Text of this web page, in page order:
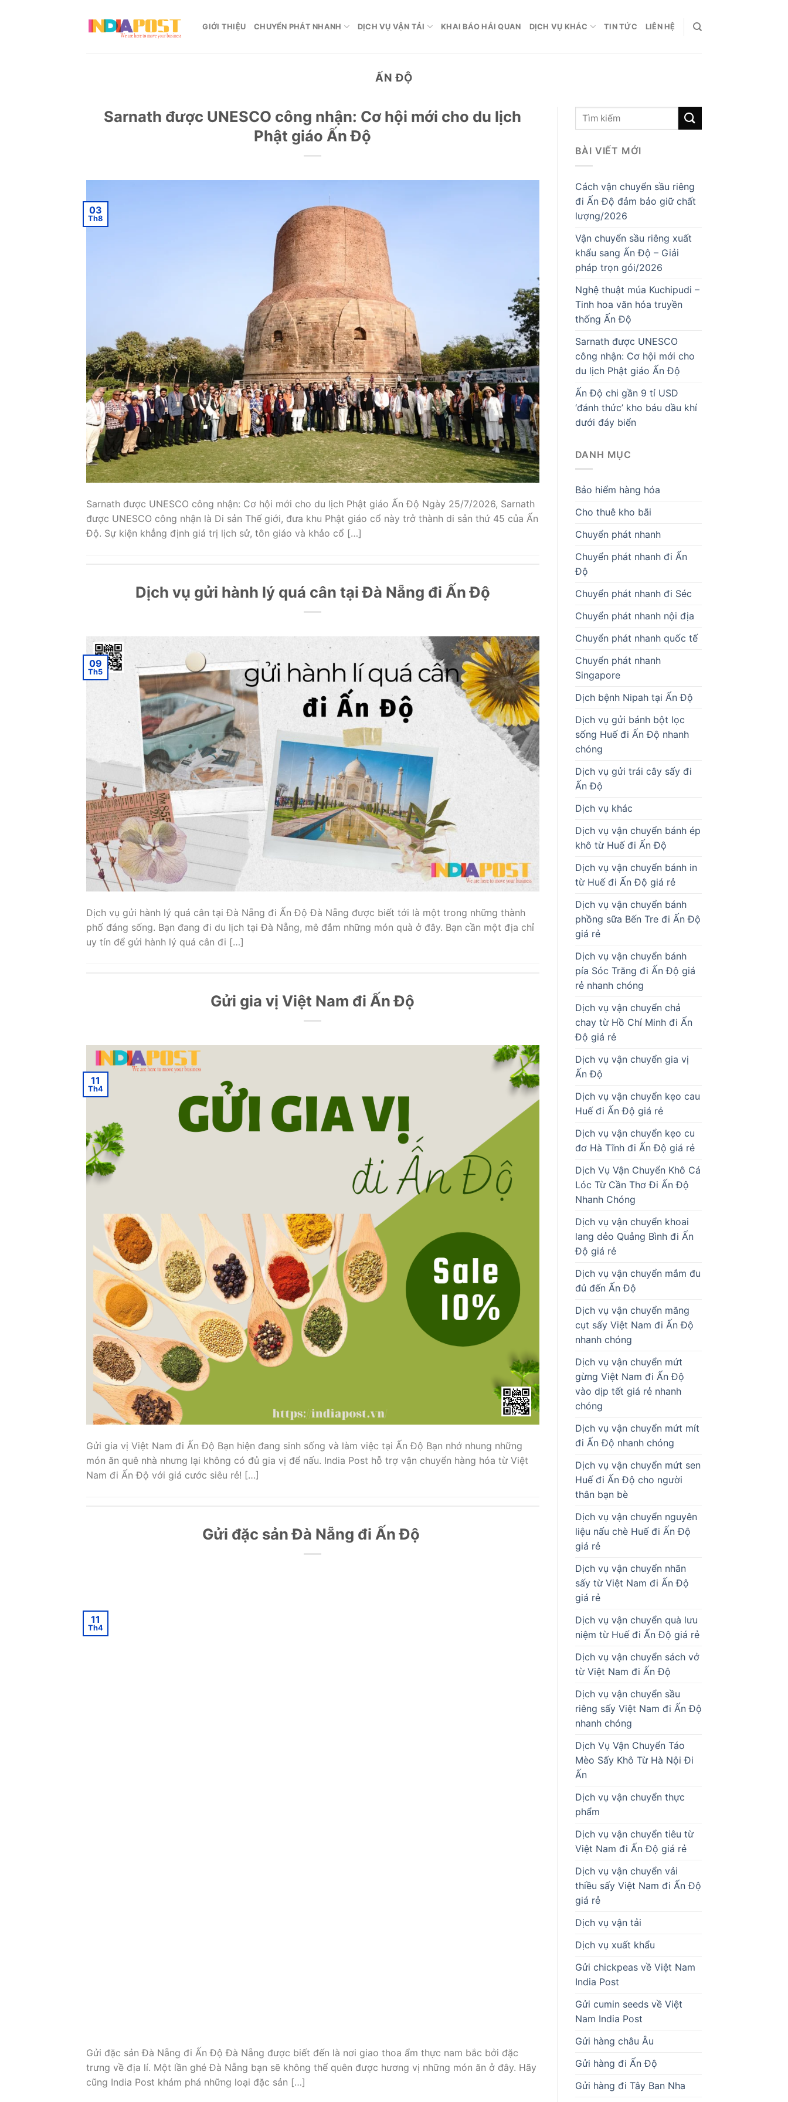
GIỚI THIỆU CHUYỂN PHÁT NHANH DỊCH VỤ VẬN TẢI KHAI BÁO HẢI QUAN DỊCH VỤ KHÁC TIN TỨC LIÊN HỆ
ẤN ĐỘ
Sarnath được UNESCO công nhận: Cơ hội mới cho du lịch
Phật giáo Ấn Độ
03
Th8
Sarnath được UNESCO công nhận: Cơ hội mới cho du lịch Phật giáo Ấn Độ Ngày 25/7/2026, Sarnath
được UNESCO công nhận là Di sản Thế giới, đưa khu Phật giáo cổ này trở thành di sản thứ 45 của Ấn
Độ. Sự kiện khẳng định giá trị lịch sử, tôn giáo và khảo cổ […]
Dịch vụ gửi hành lý quá cân tại Đà Nẵng đi Ấn Độ
09
Th5
Dịch vụ gửi hành lý quá cân tại Đà Nẵng đi Ấn Độ Đà Nẵng được biết tới là một trong những thành
phố đáng sống. Bạn đang đi du lịch tại Đà Nẵng, mê đắm những món quà ở đây. Bạn cần một địa chỉ
uy tín để gửi hành lý quá cân đi […]
Gửi gia vị Việt Nam đi Ấn Độ
11
Th4
Gửi gia vị Việt Nam đi Ấn Độ Bạn hiện đang sinh sống và làm việc tại Ấn Độ Bạn nhớ nhung những
món ăn quê nhà nhưng lại không có đủ gia vị để nấu. India Post hỗ trợ vận chuyển hàng hóa từ Việt
Nam đi Ấn Độ với giá cước siêu rẻ! […]
Gửi đặc sản Đà Nẵng đi Ấn Độ
Th4
BÀI VIẾT MỚI
Cách vận chuyển sầu riêng
đi Ấn Độ đảm bảo giữ chất
lượng/2026
Vận chuyển sầu riêng xuất
khẩu sang Ấn Độ – Giải
pháp trọn gói/2026
Nghệ thuật múa Kuchipudi –
Tinh hoa văn hóa truyền
thống Ấn Độ
Sarnath được UNESCO
công nhận: Cơ hội mới cho
du lịch Phật giáo Ấn Độ
Ấn Độ chi gần 9 tỉ USD
‘đánh thức’ kho báu dầu khí
dưới đáy biển
DANH MỤC
Bảo hiểm hàng hóa
Cho thuê kho bãi
Chuyển phát nhanh
Chuyển phát nhanh đi Ấn
Độ
Chuyển phát nhanh đi Séc
Chuyển phát nhanh nội địa
Chuyển phát nhanh quốc tế
Chuyển phát nhanh
Singapore
Dịch bệnh Nipah tại Ấn Độ
Dịch vụ gửi bánh bột lọc
sống Huế đi Ấn Độ nhanh
chóng
Dịch vụ gửi trái cây sấy đi
Ấn Độ
Dịch vụ khác
Dịch vụ vận chuyển bánh ép
khô từ Huế đi Ấn Độ
Dịch vụ vận chuyển bánh in
từ Huế đi Ấn Độ giá rẻ
Dịch vụ vận chuyển bánh
phồng sữa Bến Tre đi Ấn Độ
giá rẻ
Dịch vụ vận chuyển bánh
pía Sóc Trăng đi Ấn Độ giá
rẻ nhanh chóng
Dịch vụ vận chuyển chả
chay từ Hồ Chí Minh đi Ấn
Độ giá rẻ
Dịch vụ vận chuyển gia vị
Ấn Độ
Dịch vụ vận chuyển kẹo cau
Huế đi Ấn Độ giá rẻ
Dịch vụ vận chuyển kẹo cu
đơ Hà Tĩnh đi Ấn Độ giá rẻ
Dịch Vụ Vận Chuyển Khô Cá
Lóc Từ Cần Thơ Đi Ấn Độ
Nhanh Chóng
Dịch vụ vận chuyển khoai
lang dẻo Quảng Bình đi Ấn
Độ giá rẻ
Dịch vụ vận chuyển mắm đu
đủ đến Ấn Độ
Dịch vụ vận chuyển măng
cụt sấy Việt Nam đi Ấn Độ
nhanh chóng
Dịch vụ vận chuyển mứt
gừng Việt Nam đi Ấn Độ
vào dịp tết giá rẻ nhanh
chóng
Dịch vụ vận chuyển mứt mít
đi Ấn Độ nhanh chóng
Dịch vụ vận chuyển mứt sen
Huế đi Ấn Độ cho người
thân bạn bè
Dịch vụ vận chuyển nguyên
liệu nấu chè Huế đi Ấn Độ
giá rẻ
Dịch vụ vận chuyển nhãn
sấy từ Việt Nam đi Ấn Độ
giá rẻ
Dịch vụ vận chuyển quà lưu
niệm từ Huế đi Ấn Độ giá rẻ
Dịch vụ vận chuyển sách vở
từ Việt Nam đi Ấn Độ
Dịch vụ vận chuyển sầu
riêng sấy Việt Nam đi Ấn Độ
nhanh chóng
Dịch Vụ Vận Chuyển Táo
Mèo Sấy Khô Từ Hà Nội Đi
Ấn
Dịch vụ vận chuyển thực
phẩm
Dịch vụ vận chuyển tiêu từ
Việt Nam đi Ấn Độ giá rẻ
Dịch vụ vận chuyển vải
thiều sấy Việt Nam đi Ấn Độ
giá rẻ
Dịch vụ vận tải
Dịch vụ xuất khẩu
Gửi chickpeas về Việt Nam
India Post
Gửi cumin seeds về Việt
Nam India Post
Gửi hàng châu Âu
Gửi hàng đi Ấn Độ
Gửi hàng đi Tây Ban Nha